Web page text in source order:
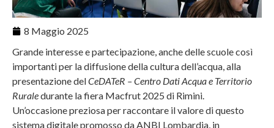
8 Maggio 2025
Grande interesse e partecipazione, anche delle scuole così
importanti per la diffusione della cultura dell’acqua, alla
presentazione delCeDATeR – Centro Dati Acqua e Territorio
Ruraledurante la fiera Macfrut 2025 di Rimini.
Un’occasione preziosa per raccontare il valore di questo
sistema digitale promosso da ANBI Lombardia, in